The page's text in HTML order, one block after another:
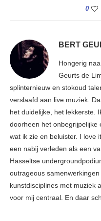
0
BERT
Hongerig
Geurts de
splinternieuw en stokoud
verslaafd aan live muziek.
het duidelijke, het lekkerste.
doorheen het onbegrijpelijke
wat ik zie en beluister. I love
een nabij verleden als een
Hasseltse
outrageous
kunstdisciplines met muziek
voor mij centraal. En daar